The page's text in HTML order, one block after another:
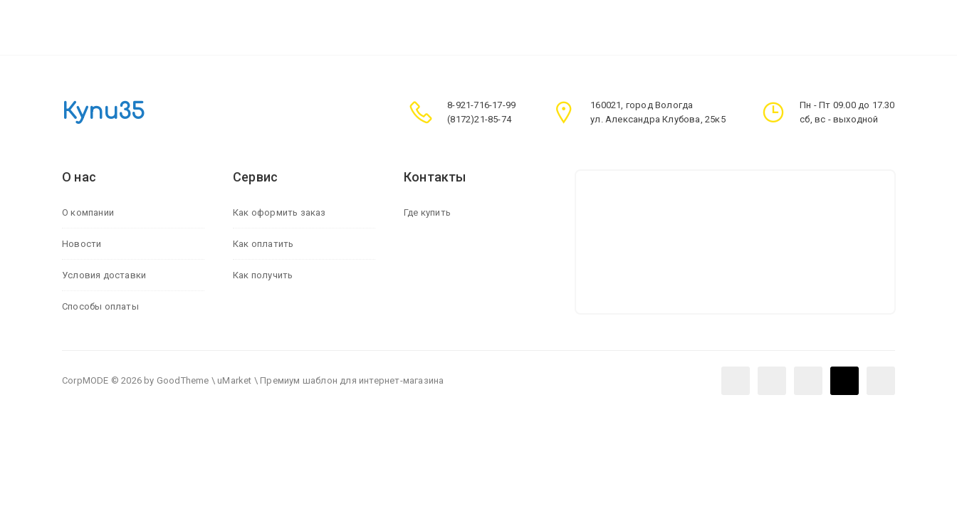
Купи35
8-921-716-17-99
(8172)21-85-74
160021, город Вологда
ул. Александра Клубова, 25к5
Пн - Пт 09.00 до 17.30
сб, вс - выходной
О нас
О компании
Новости
Условия доставки
Способы оплаты
Сервис
Как оформить заказ
Как оплатить
Как получить
Контакты
Где купить
CorpMODE © 2026 by GoodTheme \ uMarket \ Премиум шаблон для интернет-магазина